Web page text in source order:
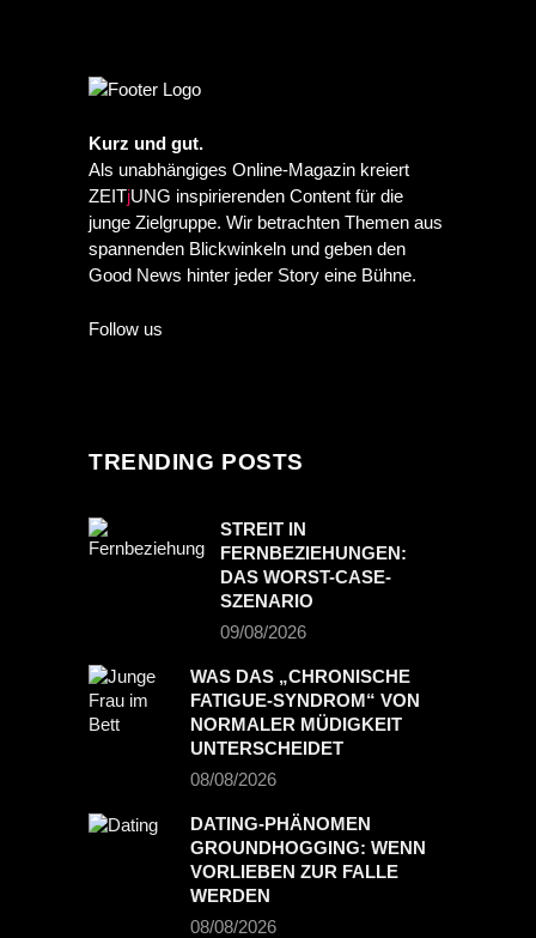
Kurz und gut.
Als unabhängiges Online-Magazin kreiert
ZEITjUNG inspirierenden Content für die
junge Zielgruppe. Wir betrachten Themen aus
spannenden Blickwinkeln und geben den
Good News hinter jeder Story eine Bühne.
Follow us
TRENDING POSTS
STREIT IN
FERNBEZIEHUNGEN:
DAS WORST-CASE-
SZENARIO
09/08/2026
WAS DAS „CHRONISCHE
FATIGUE-SYNDROM“ VON
NORMALER MÜDIGKEIT
UNTERSCHEIDET
08/08/2026
DATING-PHÄNOMEN
GROUNDHOGGING: WENN
VORLIEBEN ZUR FALLE
WERDEN
08/08/2026